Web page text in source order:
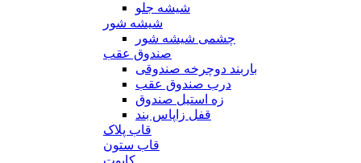
شیشه جلو
شیشه شور
چشمی شیشه شور
صندوق عقب
باربند دوچرخه صندوقی
درب صندوق عقب
زه استیل صندوق
قفل زاپاس بند
قاب پلاک
قاب ستون
کاپوت